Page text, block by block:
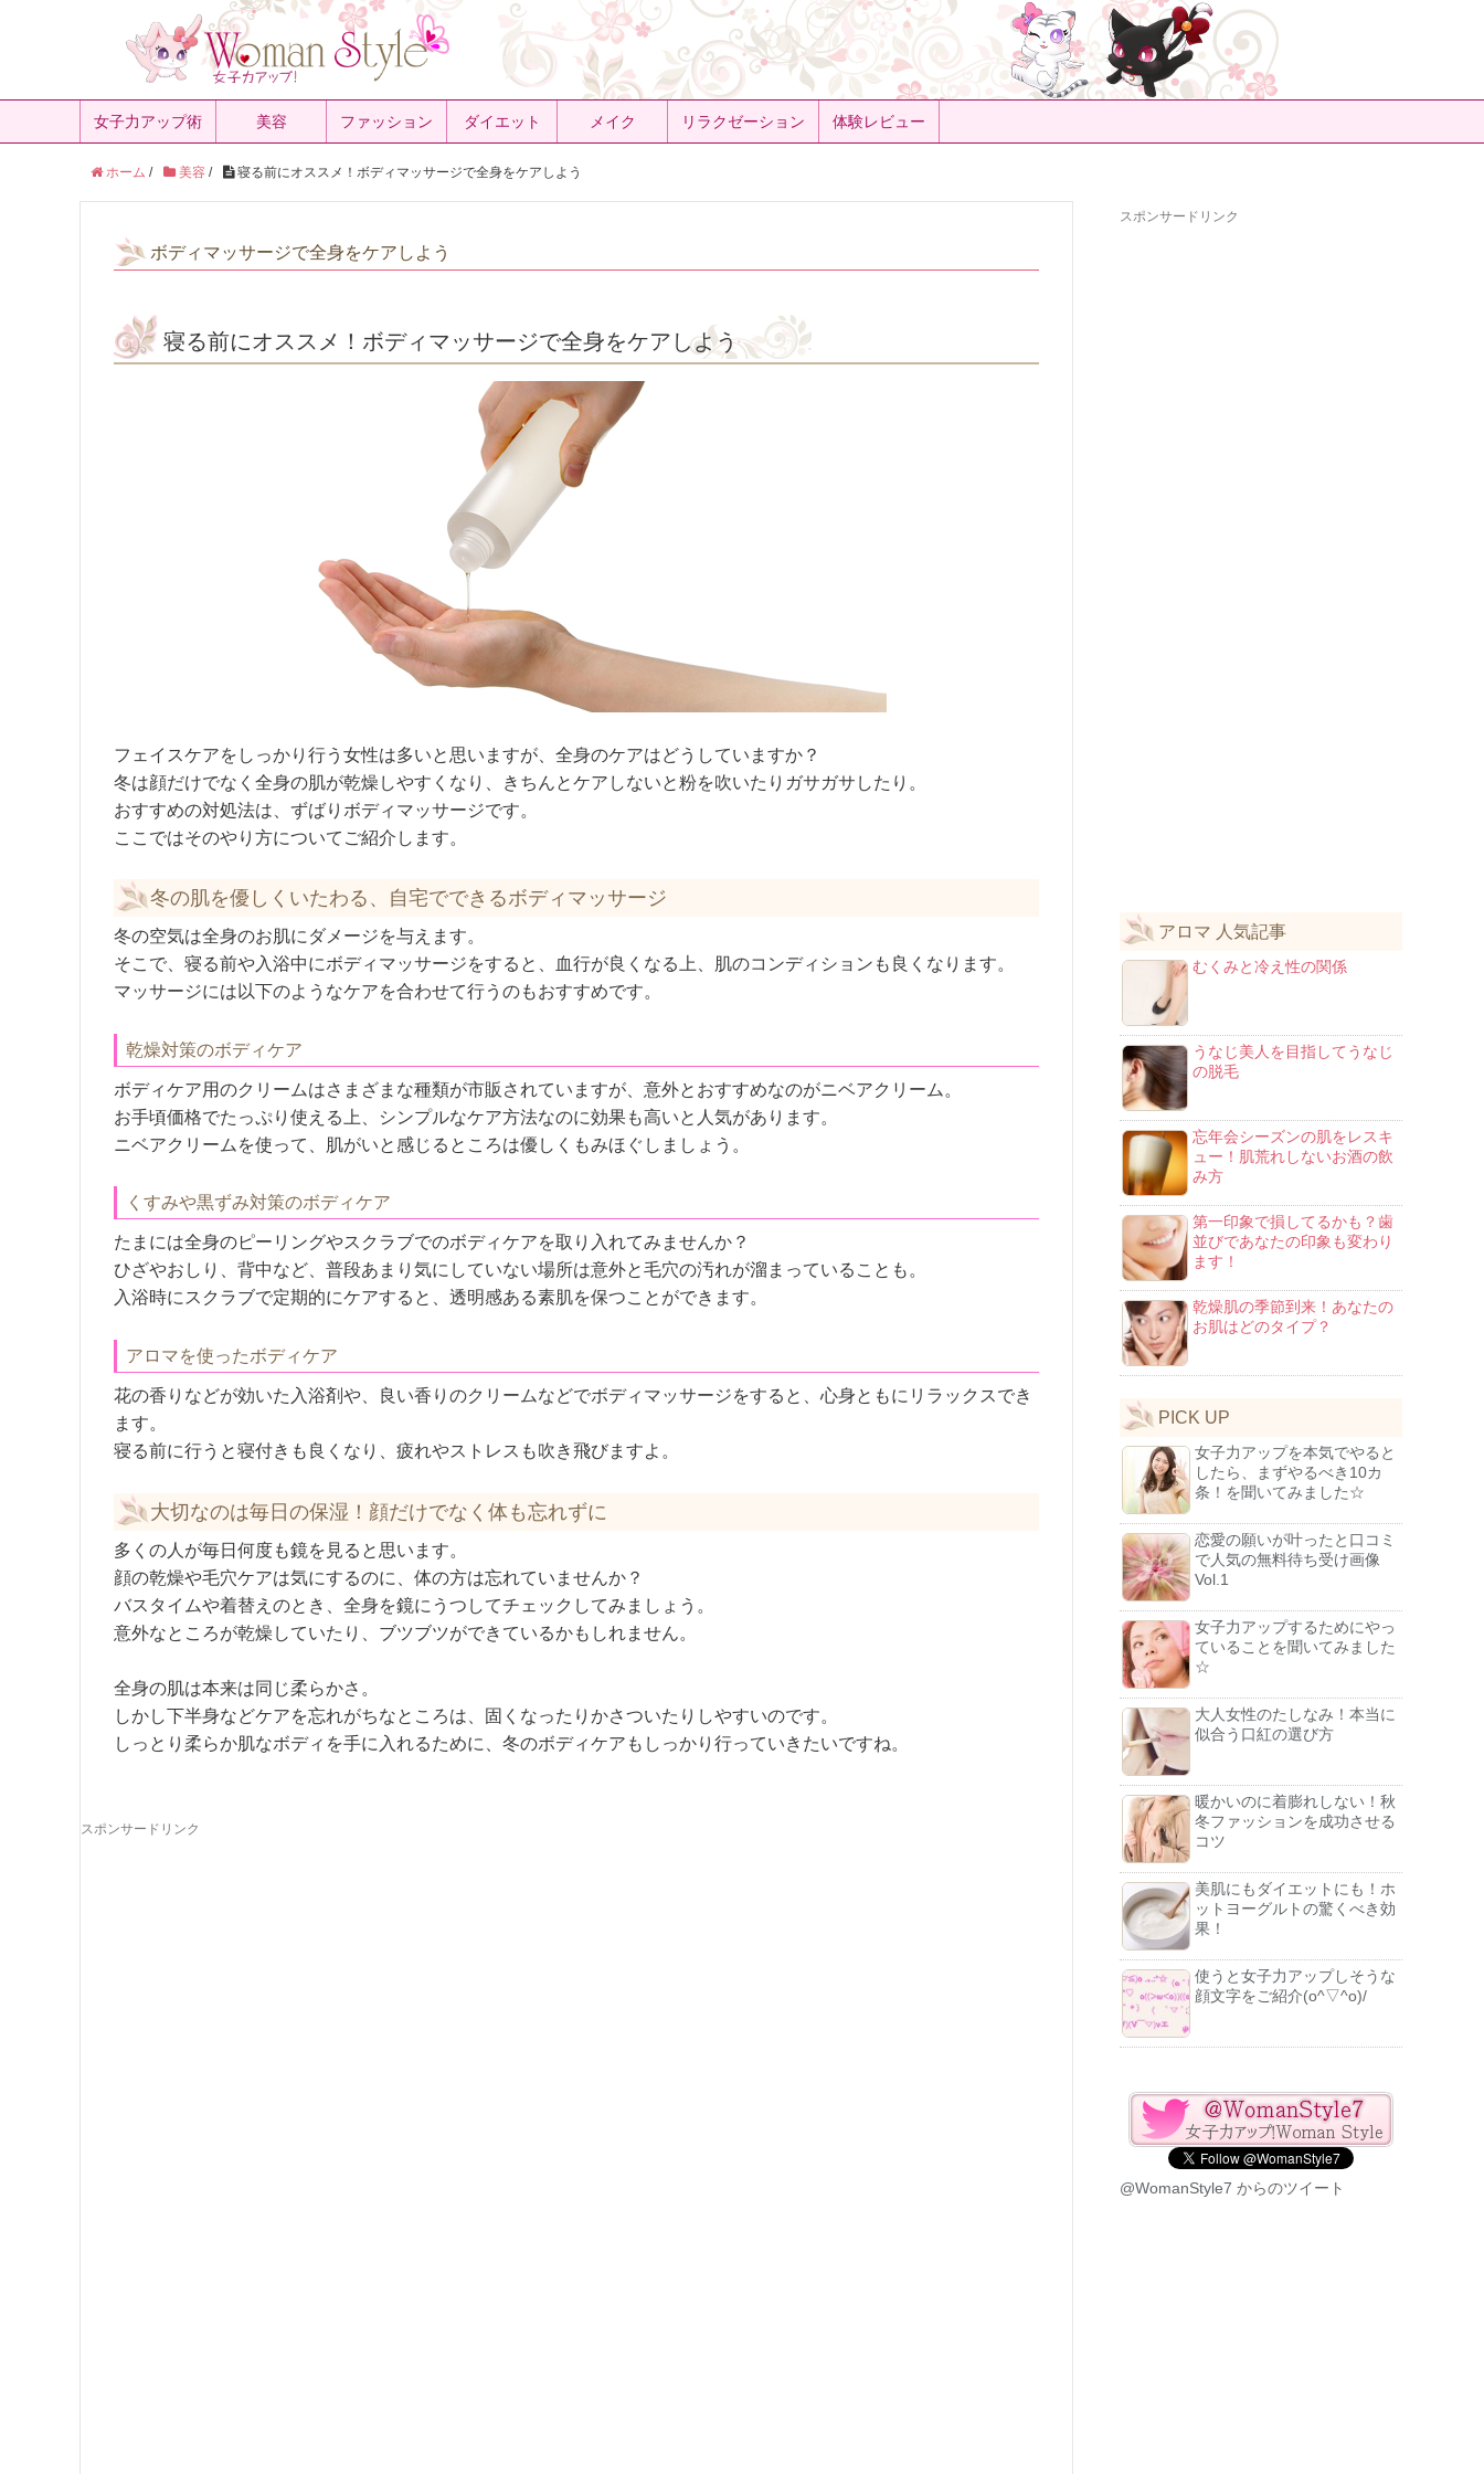
女子力アップ術 美容 ファッション ダイエット メイク リラクゼーション 体験レビュー
ホーム / 美容 / 寝る前にオススメ！ボディマッサージで全身をケアしよう
ボディマッサージで全身をケアしよう
寝る前にオススメ！ボディマッサージで全身をケアしよう
フェイスケアをしっかり行う女性は多いと思いますが、全身のケアはどうしていますか？
冬は顔だけでなく全身の肌が乾燥しやすくなり、きちんとケアしないと粉を吹いたりガサガサしたり。
おすすめの対処法は、ずばりボディマッサージです。
ここではそのやり方についてご紹介します。
冬の肌を優しくいたわる、自宅でできるボディマッサージ
冬の空気は全身のお肌にダメージを与えます。
そこで、寝る前や入浴中にボディマッサージをすると、血行が良くなる上、肌のコンディションも良くなります。
マッサージには以下のようなケアを合わせて行うのもおすすめです。
乾燥対策のボディケア
ボディケア用のクリームはさまざまな種類が市販されていますが、意外とおすすめなのがニベアクリーム。
お手頃価格でたっぷり使える上、シンプルなケア方法なのに効果も高いと人気があります。
ニベアクリームを使って、肌がいと感じるところは優しくもみほぐしましょう。
くすみや黒ずみ対策のボディケア
たまには全身のピーリングやスクラブでのボディケアを取り入れてみませんか？
ひざやおしり、背中など、普段あまり気にしていない場所は意外と毛穴の汚れが溜まっていることも。
入浴時にスクラブで定期的にケアすると、透明感ある素肌を保つことができます。
アロマを使ったボディケア
花の香りなどが効いた入浴剤や、良い香りのクリームなどでボディマッサージをすると、心身ともにリラックスでき
ます。
寝る前に行うと寝付きも良くなり、疲れやストレスも吹き飛びますよ。
大切なのは毎日の保湿！顔だけでなく体も忘れずに
多くの人が毎日何度も鏡を見ると思います。
顔の乾燥や毛穴ケアは気にするのに、体の方は忘れていませんか？
バスタイムや着替えのとき、全身を鏡にうつしてチェックしてみましょう。
意外なところが乾燥していたり、ブツブツができているかもしれません。
全身の肌は本来は同じ柔らかさ。
しかし下半身などケアを忘れがちなところは、固くなったりかさついたりしやすいのです。
しっとり柔らか肌なボディを手に入れるために、冬のボディケアもしっかり行っていきたいですね。
スポンサードリンク
スポンサードリンク
アロマ 人気記事
むくみと冷え性の関係
うなじ美人を目指してうなじ
の脱毛
忘年会シーズンの肌をレスキ
ュー！肌荒れしないお酒の飲
み方
第一印象で損してるかも？歯
並びであなたの印象も変わり
ます！
乾燥肌の季節到来！あなたの
お肌はどのタイプ？
PICK UP
女子力アップを本気でやると
したら、まずやるべき10カ
条！を聞いてみました☆
恋愛の願いが叶ったと口コミ
で人気の無料待ち受け画像
Vol.1
女子力アップするためにやっ
ていることを聞いてみました
☆
大人女性のたしなみ！本当に
似合う口紅の選び方
暖かいのに着膨れしない！秋
冬ファッションを成功させる
コツ
美肌にもダイエットにも！ホ
ットヨーグルトの驚くべき効
果！
使うと女子力アップしそうな
顔文字をご紹介(o^▽^o)/
@WomanStyle7 からのツイート